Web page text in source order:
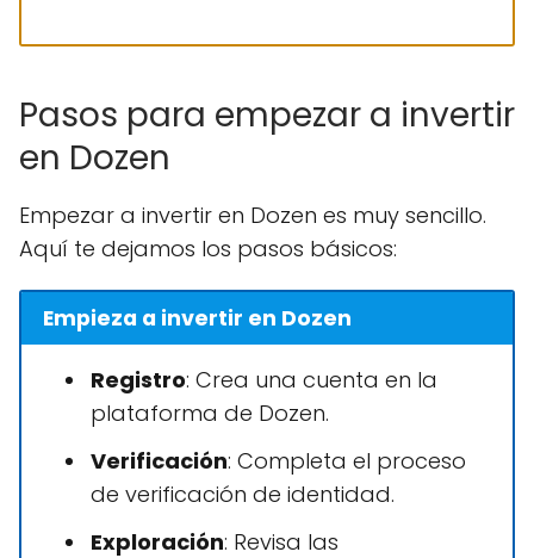
Pasos para empezar a invertir
en Dozen
Empezar a invertir en Dozen es muy sencillo.
Aquí te dejamos los pasos básicos:
Empieza a invertir en Dozen
Registro: Crea una cuenta en la
plataforma de Dozen.
Verificación: Completa el proceso
de verificación de identidad.
Exploración: Revisa las